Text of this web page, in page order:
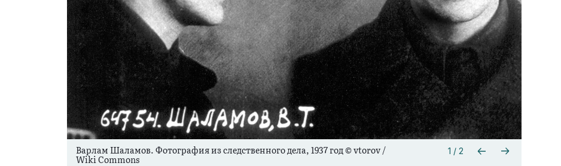
1 / 2
Варлам Шаламов. Фотография из следственного дела, 1937 год © vtorov /
Wiki Commons